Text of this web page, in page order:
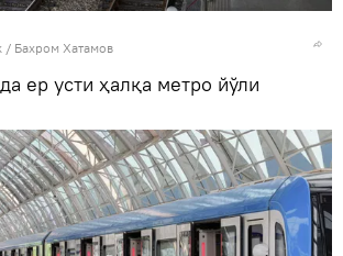
/ Бахром Хатамов
ер усти ҳалқа метро йўли